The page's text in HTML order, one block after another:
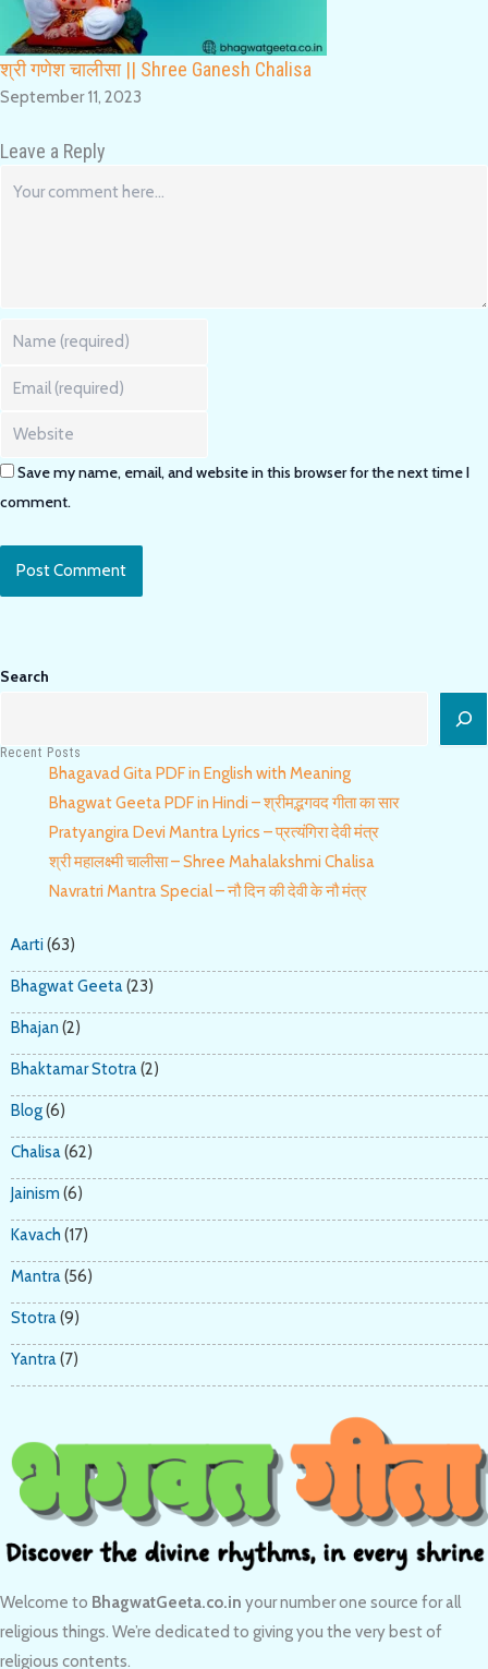
श्री गणेश चालीसा || Shree Ganesh Chalisa
September 11, 2023
Leave a Reply
your
comment
your
address
to
comment
your
website
(optional)
Save my name, email, and website in this browser for the next time I
comment.
Search
Recent Posts
Bhagavad Gita PDF in English with Meaning
Bhagwat Geeta PDF in Hindi – श्रीमद्भगवद गीता का सार
Pratyangira Devi Mantra Lyrics – प्रत्यंगिरा देवी मंत्र
श्री महालक्ष्मी चालीसा – Shree Mahalakshmi Chalisa
Navratri Mantra Special – नौ दिन की देवी के नौ मंत्र
Aarti (63)
Bhagwat Geeta(23)
Bhajan (2)
Bhaktamar Stotra(2)
Blog(6)
Chalisa(62)
Jainism (6)
Kavach (17)
Mantra(56)
Stotra(9)
Yantra(7)
Welcome to BhagwatGeeta.co.in your number one source for all
religious things. We’re dedicated to giving you the very best of
religious contents.